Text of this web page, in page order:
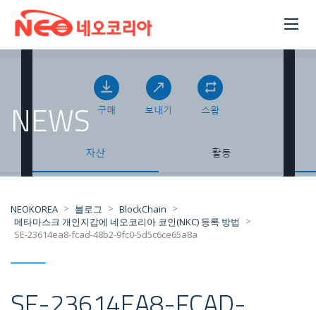
NEWS
NEOKOREA > 블로그 > BlockChain >
메타마스크 개인지갑에 네오코리아 코인(NKC) 등록 방법
>
SE-23614ea8-fcad-48b2-9fc0-5d5c6ce65a8a